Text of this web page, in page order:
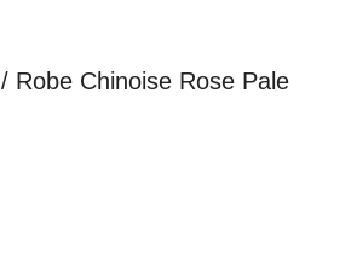
/ Robe Chinoise Rose Pale